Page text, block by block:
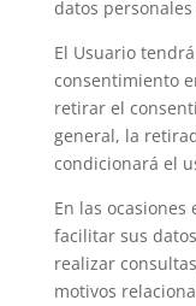
datos
El Usuario
consentimiento
retirar el
general, la
condicionará el
En las
facilitar sus
realizar
motivos